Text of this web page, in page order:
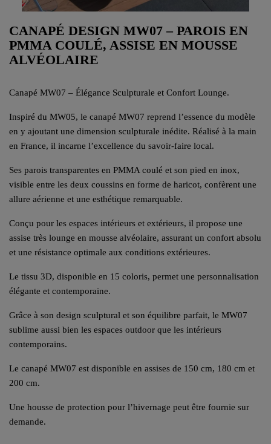
CANAPÉ DESIGN MW07 – PAROIS EN
PMMA COULÉ, ASSISE EN MOUSSE
ALVÉOLAIRE
Canapé MW07 – Élégance Sculpturale et Confort Lounge.
Inspiré du MW05, le canapé MW07 reprend l’essence du modèle
en y ajoutant une dimension sculpturale inédite. Réalisé à la main
en France, il incarne l’excellence du savoir-faire local.
Ses parois transparentes en PMMA coulé et son pied en inox,
visible entre les deux coussins en forme de haricot, confèrent une
allure aérienne et une esthétique remarquable.
Conçu pour les espaces intérieurs et extérieurs, il propose une
assise très lounge en mousse alvéolaire, assurant un confort absolu
et une résistance optimale aux conditions extérieures.
Le tissu 3D, disponible en 15 coloris, permet une personnalisation
élégante et contemporaine.
Grâce à son design sculptural et son équilibre parfait, le MW07
sublime aussi bien les espaces outdoor que les intérieurs
contemporains.
Le canapé MW07 est disponible en assises de 150 cm, 180 cm et
200 cm.
Une housse de protection pour l’hivernage peut être fournie sur
demande.